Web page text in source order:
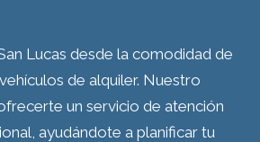
Lucas desde la comodidad de
de alquiler. Nuestro
un servicio de atención
ayudándote a planificar tu